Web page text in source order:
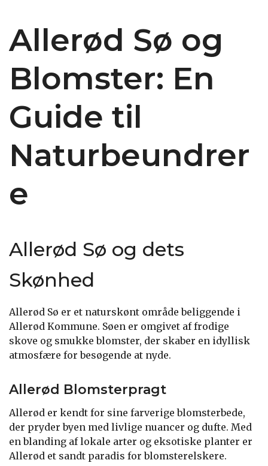
Allerød Sø og
Blomster: En
Guide til
Naturbeundrer
e
Allerød Sø og dets
Skønhed
Allerød Sø er et naturskønt område beliggende i
Allerød Kommune. Søen er omgivet af frodige
skove og smukke blomster, der skaber en idyllisk
atmosfære for besøgende at nyde.
Allerød Blomsterpragt
Allerød er kendt for sine farverige blomsterbede,
der pryder byen med livlige nuancer og dufte. Med
en blanding af lokale arter og eksotiske planter er
Allerød et sandt paradis for blomsterelskere.